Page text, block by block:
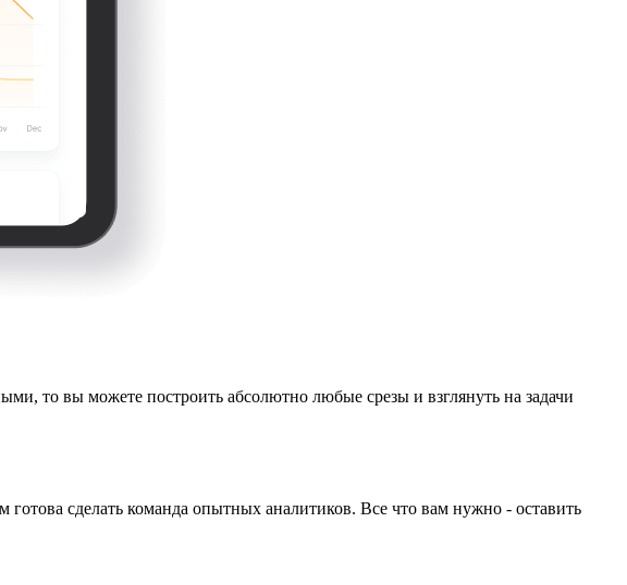
то вы можете построить абсолютно любые срезы и взглянуть на задачи
сделать команда опытных аналитиков. Все что вам нужно - оставить